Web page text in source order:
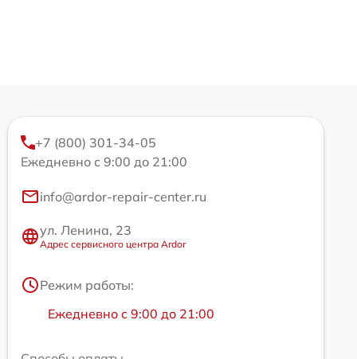
+7 (800) 301-34-05
Ежедневно с 9:00 до 21:00
info@ardor-repair-center.ru
ул. Ленина, 23
Адрес сервисного центра Ardor
Режим работы:
Ежедневно с 9:00 до 21:00